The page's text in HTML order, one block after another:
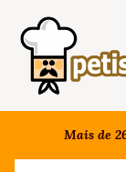
Mais de